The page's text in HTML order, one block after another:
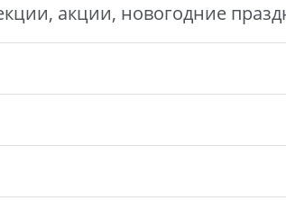
акции, новогодние